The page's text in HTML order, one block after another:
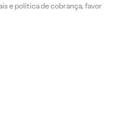
e política de cobrança, favor